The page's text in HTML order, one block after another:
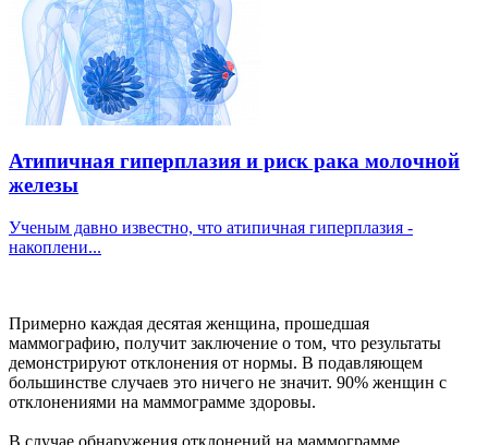
Атипичная гиперплазия и риск рака молочной
железы
Ученым давно известно, что атипичная гиперплазия -
накоплени...
Примерно каждая десятая женщина, прошедшая
маммографию, получит заключение о том, что результаты
демонстрируют отклонения от нормы. В подавляющем
большинстве случаев это ничего не значит. 90% женщин с
отклонениями на маммограмме здоровы.